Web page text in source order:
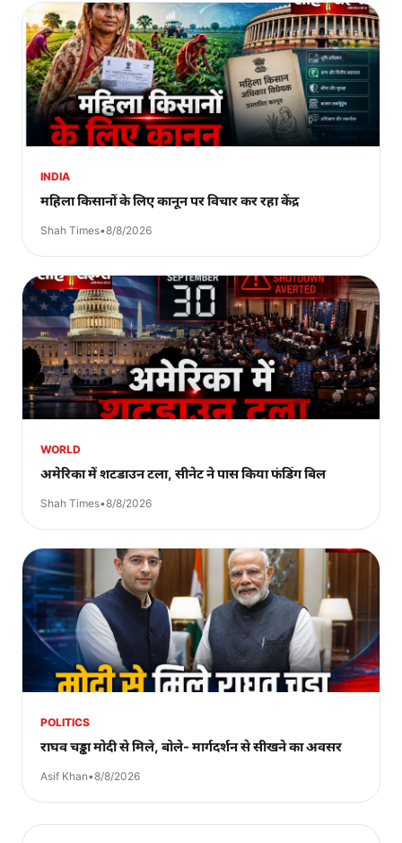
INDIA
महिला किसानों के लिए कानून पर विचार कर रहा केंद्र
Shah Times•8/8/2026
WORLD
अमेरिका में शटडाउन टला, सीनेट ने पास किया फंडिंग बिल
Shah Times•8/8/2026
POLITICS
राघव चड्ढा मोदी से मिले, बोले- मार्गदर्शन से सीखने का अवसर
Asif Khan•8/8/2026